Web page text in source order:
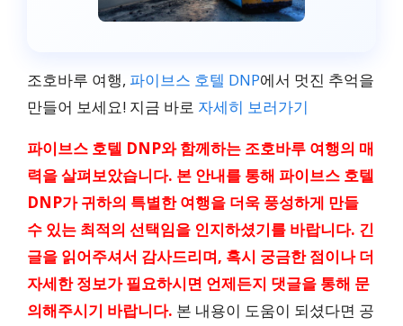
조호바루 여행, 파이브스 호텔 DNP에서 멋진 추억을
만들어 보세요! 지금 바로 자세히 보러가기
파이브스 호텔 DNP와 함께하는 조호바루 여행의 매
력을 살펴보았습니다. 본 안내를 통해 파이브스 호텔
DNP가 귀하의 특별한 여행을 더욱 풍성하게 만들
수 있는 최적의 선택임을 인지하셨기를 바랍니다. 긴
글을 읽어주셔서 감사드리며, 혹시 궁금한 점이나 더
자세한 정보가 필요하시면 언제든지 댓글을 통해 문
의해주시기 바랍니다. 본 내용이 도움이 되셨다면 공